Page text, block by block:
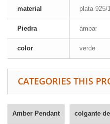
material plata 925/
Piedra ámbar
color verde
CATEGORIES THIS
Amber Pendant colgante